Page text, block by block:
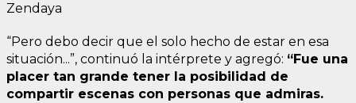
Zendaya
“Pero debo decir que el solo hecho de estar en esa
situación...”, continuó la intérprete y agregó: “Fue una
placer tan grande tener la posibilidad de
compartir escenas con personas que admiras.